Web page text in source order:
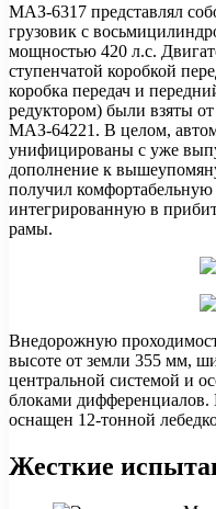
МАЗ-6317 представлял
грузовик с
мощностью 420 л.с.
ступенчатой коробкой
коробка передач и
редуктором) были взяты
МАЗ-64221. В целом,
унифицированы с уже
дополнение к
получил
интегрированную в
рамы.
Внедорожную
высоте от земли 355 мм,
центральной системой и
блоками
оснащен 12-тонной
Жесткие